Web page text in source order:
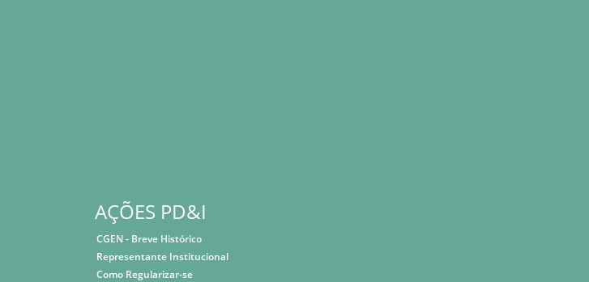
AÇÕES PD&I
CGEN - Breve Histórico
Representante Institucional
Como Regularizar-se